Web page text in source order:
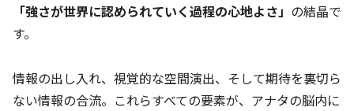
「強さが世界に認められていく過程の心地よさ」 の結晶で
す。
情報の出し入れ、視覚的な空間演出、そして期待を裏切ら
ない情報の合流。これらすべての要素が、アナタの脳内に